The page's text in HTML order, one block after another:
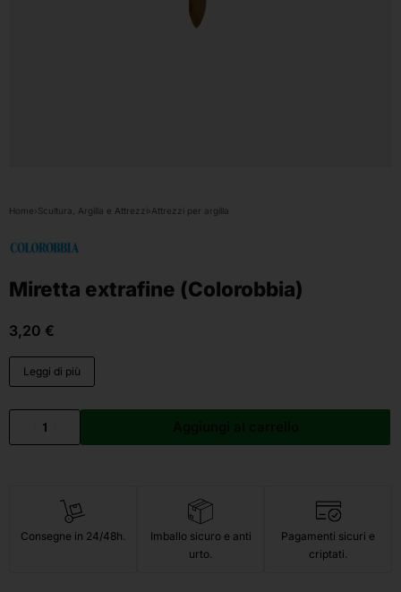
Home›Scultura, Argilla e Attrezzi›Attrezzi per argilla
Miretta extrafine (Colorobbia)
3,20 €
Leggi di più
Consegne in 24/48h.
Imballo sicuro e anti
urto.
Pagamenti sicuri e
criptati.